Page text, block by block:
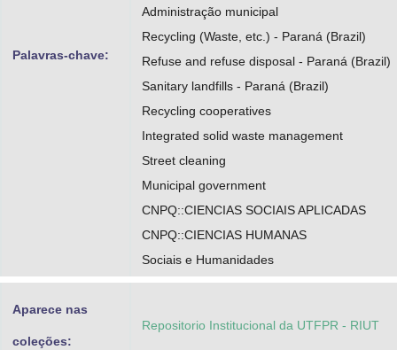
Palavras-chave:
Administração municipal
Recycling (Waste, etc.) - Paraná (Brazil)
Refuse and refuse disposal - Paraná (Brazil)
Sanitary landfills - Paraná (Brazil)
Recycling cooperatives
Integrated solid waste management
Street cleaning
Municipal government
CNPQ::CIENCIAS SOCIAIS APLICADAS
CNPQ::CIENCIAS HUMANAS
Sociais e Humanidades
Aparece nas
coleções:
Repositorio Institucional da UTFPR - RIUT